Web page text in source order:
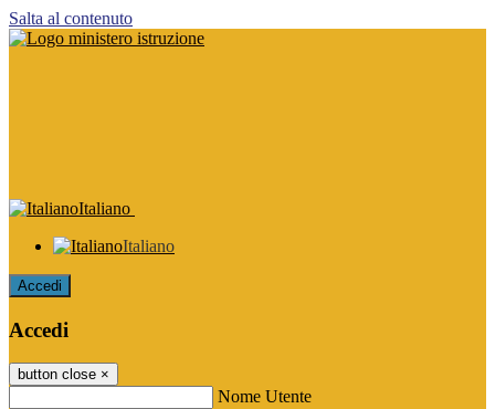
Salta al contenuto
Italiano
Italiano
Accedi
Accedi
button close ×
Nome Utente